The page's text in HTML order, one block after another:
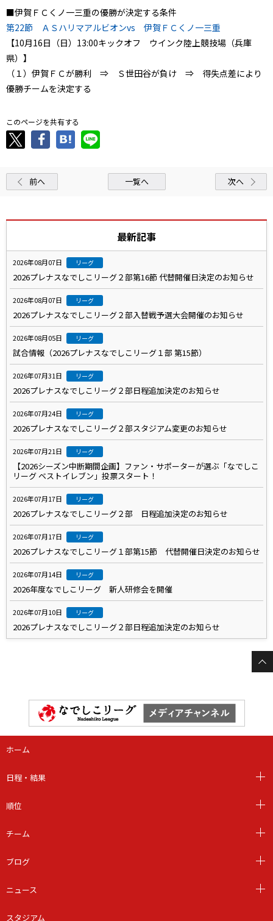
■伊賀ＦＣくノ一三重の優勝が決定する条件
第22節 ＡＳハリマアルビオンvs 伊賀ＦＣくノ一三重
【10月16日（日）13:00キックオフ ウインク陸上競技場（兵庫
県）】
（１）伊賀ＦＣが勝利 ⇒ Ｓ世田谷が負け ⇒ 得失点差により
優勝チームを決定する
このページを共有する
前へ 一覧へ 次へ
最新記事
2026年08月07日 リーグ
2026プレナスなでしこリーグ２部第16節 代替開催日決定のお知らせ
2026年08月07日 リーグ
2026プレナスなでしこリーグ２部入替戦予選大会開催のお知らせ
2026年08月05日 リーグ
試合情報（2026プレナスなでしこリーグ１部 第15節）
2026年07月31日 リーグ
2026プレナスなでしこリーグ２部日程追加決定のお知らせ
2026年07月24日 リーグ
2026プレナスなでしこリーグ２部スタジアム変更のお知らせ
2026年07月21日 リーグ
【2026シーズン中断期間企画】ファン・サポーターが選ぶ「なでしこ
リーグ ベストイレブン」投票スタート！
2026年07月17日 リーグ
2026プレナスなでしこリーグ２部 日程追加決定のお知らせ
2026年07月17日 リーグ
2026プレナスなでしこリーグ１部第15節 代替開催日決定のお知らせ
2026年07月14日 リーグ
2026年度なでしこリーグ 新人研修会を開催
2026年07月10日 リーグ
2026プレナスなでしこリーグ２部日程追加決定のお知らせ
ホーム
日程・結果
順位
チーム
ブログ
ニュース
スタジアム